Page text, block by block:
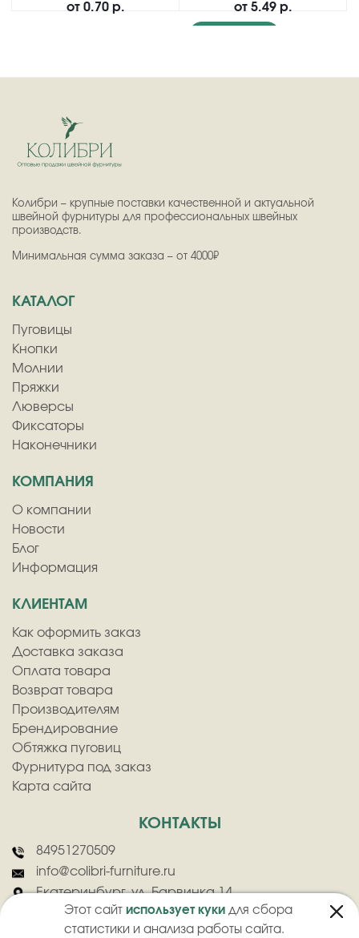
Этот сайт использует куки для сбора
статистики и анализа работы сайта.
от 0.70 р. от 5.49 р.
Колибри – крупные поставки качественной и актуальной
швейной фурнитуры для профессиональных швейных
производств.
Минимальная сумма заказа – от 4000₽
КАТАЛОГ
Пуговицы
Кнопки
Молнии
Пряжки
Люверсы
Фиксаторы
Наконечники
КОМПАНИЯ
О компании
Новости
Блог
Информация
КЛИЕНТАМ
Как оформить заказ
Доставка заказа
Оплата товара
Возврат товара
Производителям
Брендирование
Обтяжка пуговиц
Фурнитура под заказ
Карта сайта
КОНТАКТЫ
84951270509
info@colibri-furniture.ru
Екатеринбург, ул. Барвинка 14